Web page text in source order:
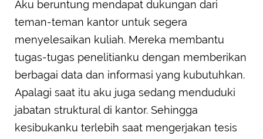
Aku beruntung mendapat dukungan dari
teman-teman kantor untuk segera
menyelesaikan kuliah. Mereka membantu
tugas-tugas penelitianku dengan memberikan
berbagai data dan informasi yang kubutuhkan.
Apalagi saat itu aku juga sedang menduduki
jabatan struktural di kantor. Sehingga
kesibukanku terlebih saat mengerjakan tesis